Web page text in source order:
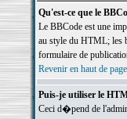
Qu'est-ce que le
Le BBCode est une
au style du HTML; les
formulaire de
Revenir en haut de page
Puis-je utiliser le
Ceci d�pend de